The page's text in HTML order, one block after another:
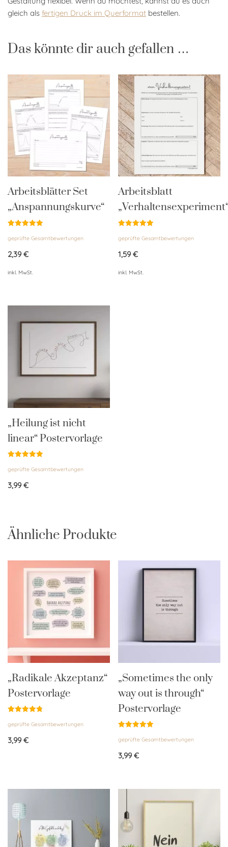
gleich als fertigen Druck im Querformat bestellen.
Das könnte dir auch gefallen …
Arbeitsblätter Set
„Anspannungskurve“
mit
von 5
geprüfte Gesamtbewertungen
2,39€
inkl. MwSt.
Arbeitsblatt
mit
von 5
geprüfte Gesamtbewertungen
1,59€
inkl. MwSt.
„Heilung ist nicht
linear“ Postervorlage
mit
von 5
geprüfte Gesamtbewertungen
3,99€
Ähnliche Produkte
„Radikale Akzeptanz“
Postervorlage
mit
von 5
geprüfte Gesamtbewertungen
3,99€
„Sometimes the only
way out is through“
Postervorlage
mit
von 5
geprüfte Gesamtbewertungen
3,99€